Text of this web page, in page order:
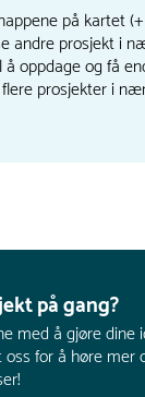
på kartet
andre prosjekt i
oppdage og få
prosjekter i
på gang?
med å gjøre dine
oss for å høre